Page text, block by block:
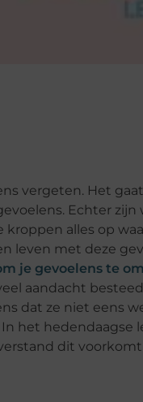
vergeten. Het
Echter zijn
alles op
leven met deze
je gevoelens te
aandacht
dat ze niet eens
het hedendaagse
dit